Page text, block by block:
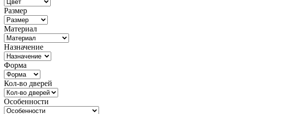
Размер
Материал
Назначение
Форма
Кол-во дверей
Особенности